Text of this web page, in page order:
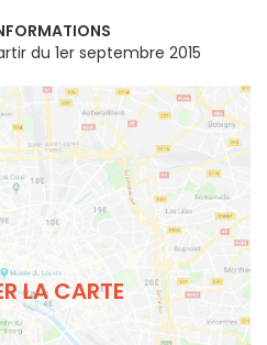
du 1er septembre 2015
LA CARTE